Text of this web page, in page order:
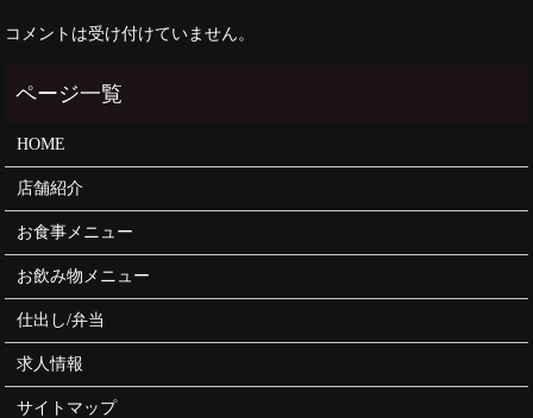
コメントは受け付けていません。
HOME
店舗紹介
お食事メニュー
お飲み物メニュー
仕出し/弁当
求人情報
サイトマップ